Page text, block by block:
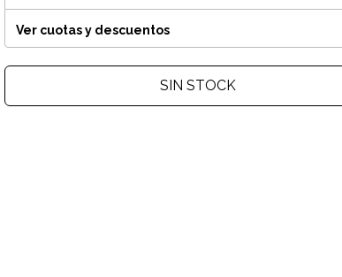
Ver cuotas y descuentos
SIN STOCK